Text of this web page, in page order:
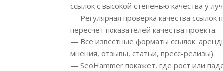
ссылок с высокой степенью качества у
— Регулярная проверка качества
пересчет показателей качества проекта.
— Все известные форматы ссылок:
мнения, отзывы, статьи, пресс-релизы).
— SeoHammer покажет, где рост или